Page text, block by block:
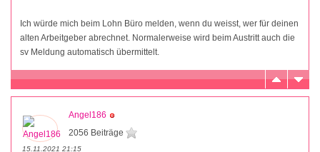
Ich würde mich beim Lohn Büro melden, wenn du weisst, wer für deinen
alten Arbeitgeber abrechnet. Normalerweise wird beim Austritt auch die
sv Meldung automatisch übermittelt.
Angel186
2056 Beiträge
15.11.2021 21:15